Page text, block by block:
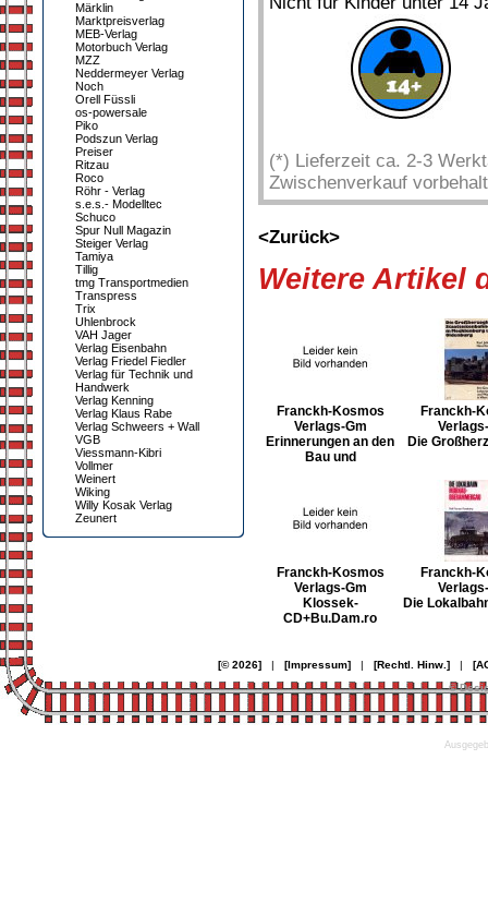
Märklin
Marktpreisverlag
MEB-Verlag
Motorbuch Verlag
MZZ
Neddermeyer Verlag
Noch
Orell Füssli
os-powersale
Piko
Podszun Verlag
Preiser
Ritzau
Roco
Röhr - Verlag
s.e.s.- Modelltec
Schuco
Spur Null Magazin
Steiger Verlag
Tamiya
Tillig
tmg Transportmedien
Transpress
Trix
Uhlenbrock
VAH Jager
Verlag Eisenbahn
Verlag Friedel Fiedler
Verlag für Technik und
Handwerk
Verlag Kenning
Verlag Klaus Rabe
Verlag Schweers + Wall
VGB
Viessmann-Kibri
Vollmer
Weinert
Wiking
Willy Kosak Verlag
Zeunert
(*) Lieferzeit ca. 2-3
Zwischenverkauf
<Zurück>
Weitere Artikel
Franckh-Kosmos
Verlags-Gm
Erinnerungen an den
Bau und
Franckh-
Die
Franckh-Kosmos
Verlags-Gm
Klossek-
CD+Bu.Dam.ro
Franckh-
Die
[© 2026]| [Impressum]| [Rechtl. Hinw.]|
©